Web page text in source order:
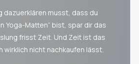
dazuerklären musst, dass du
Yoga-Matten“ bist, spar dir das
frisst Zeit. Und Zeit ist das
wirklich nicht nachkaufen lässt.